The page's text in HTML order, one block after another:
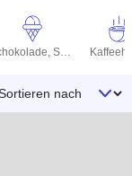
Schokolade, Süßigkeiten & Eiscreme
nach